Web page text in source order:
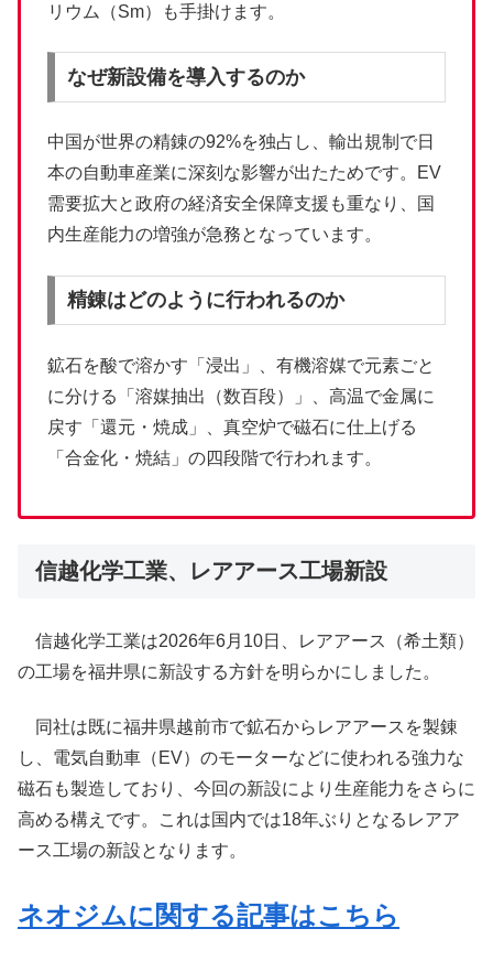
リウム（Sm）も手掛けます。
なぜ新設備を導入するのか
中国が世界の精錬の92%を独占し、輸出規制で日
本の自動車産業に深刻な影響が出たためです。EV
需要拡大と政府の経済安全保障支援も重なり、国
内生産能力の増強が急務となっています。
精錬はどのように行われるのか
鉱石を酸で溶かす「浸出」、有機溶媒で元素ごと
に分ける「溶媒抽出（数百段）」、高温で金属に
戻す「還元・焼成」、真空炉で磁石に仕上げる
「合金化・焼結」の四段階で行われます。
信越化学工業、レアアース工場新設
信越化学工業は2026年6月10日、レアアース（希土類）
の工場を福井県に新設する方針を明らかにしました。
同社は既に福井県越前市で鉱石からレアアースを製錬
し、電気自動車（EV）のモーターなどに使われる強力な
磁石も製造しており、今回の新設により生産能力をさらに
高める構えです。これは国内では18年ぶりとなるレアア
ース工場の新設となります。
ネオジムに関する記事はこちら